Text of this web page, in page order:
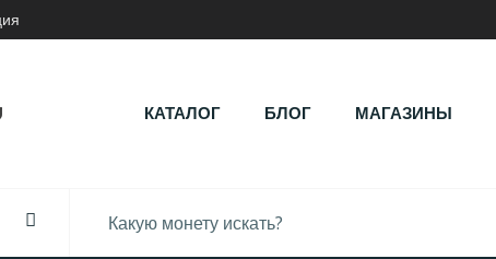
КАТАЛОГ БЛОГ МАГАЗИНЫ